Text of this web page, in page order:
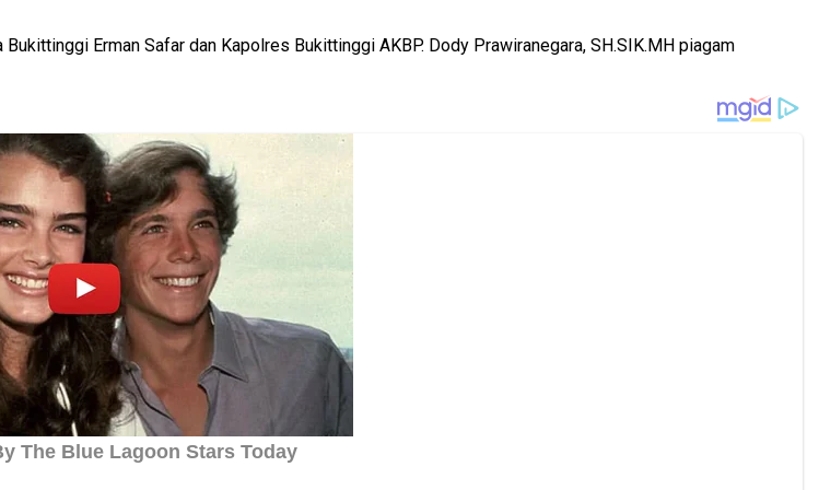
Erman Safar dan Kapolres Bukittinggi AKBP. Dody Prawiranegara, SH.SIK.MH piagam